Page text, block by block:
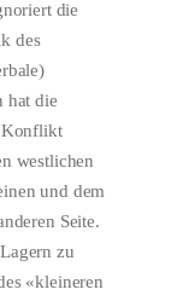
die
des
hat die
Konflikt
westlichen
und dem
Seite.
zu
«kleineren